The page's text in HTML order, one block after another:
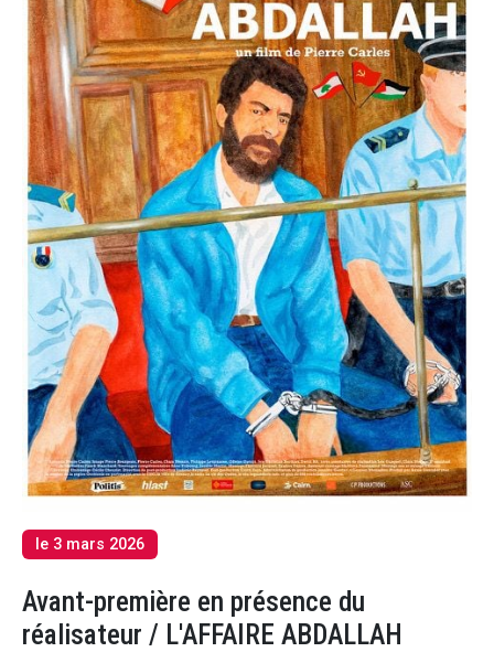
le 3 mars 2026
Avant-première en présence du
réalisateur / L'AFFAIRE ABDALLAH